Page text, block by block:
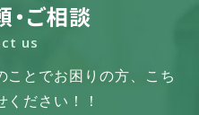
・ご相談
us
とでお困りの方、
こち
ださい！！